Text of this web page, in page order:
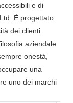
e di
È progettato
dei clienti.
aziendale
onestà,
una
uno dei marchi